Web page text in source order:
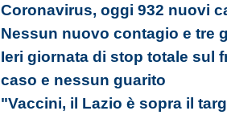
Coronavirus, oggi 932 nuovi
Nessun nuovo contagio e tre
Ieri giornata di stop totale sul
caso e nessun guarito
"Vaccini, il Lazio è sopra il